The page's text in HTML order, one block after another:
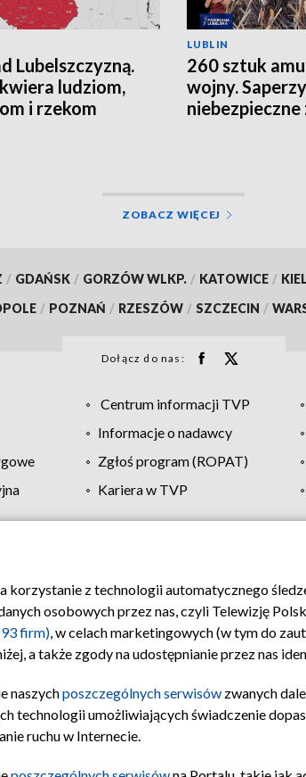
Lubelszczyzną.
ludziom,
i rzekom
LUBLIN
260 sztuk
wojny.
niebezpieczne
ZOBACZ WIĘCEJ
/ GDAŃSK / GORZÓW WLKP. / KATOWICE /
/ POZNAŃ / RZESZÓW / SZCZECIN /
Dołącz do nas:
Centrum informacji TVP
Informacje o nadawcy
Zgłoś program (ROPAT)
Kariera w TVP
prywatności Moje zgody Pomoc
z technologii automatycznego
osobowych przez nas, czyli Telewizję
firm), w celach marketingowych (w tym do
a także zgody na udostępnianie przez nas
naszychposzczególnych serwisów zwanych
umożliwiających świadczenie
ruchu w Internecie.